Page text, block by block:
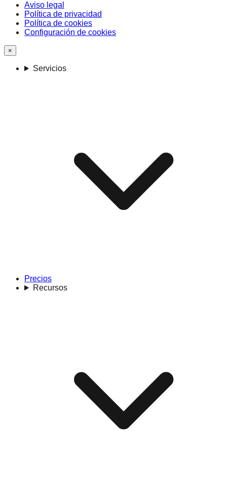
Aviso legal
Política de privacidad
Política de cookies
Configuración de cookies
×
Servicios
Precios
Recursos